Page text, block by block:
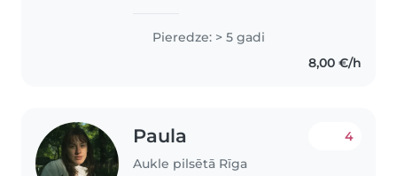
visā vecuma grupā. Esmu
apmācīta pirmās palīdzības
sniegšanā un mēdz strādāt ar
Pieredze: > 5 gadi
8,00 €/h
Paula
Aukle pilsētā Rīga
4